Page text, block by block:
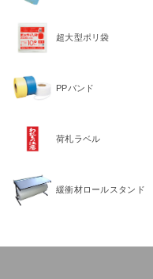
超大型ポリ袋
PPバンド
荷札ラベル
緩衝材ロールスタンド